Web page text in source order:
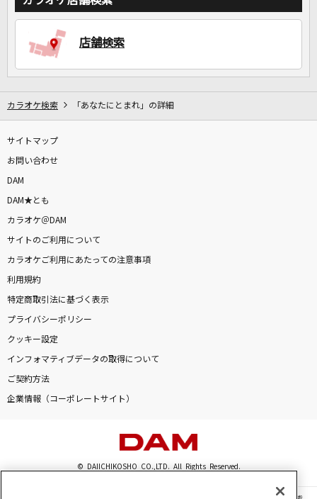
店舗検索
カラオケ検索 「あなたにとまれ」の詳細
サイトマップ
お問い合わせ
DAM
DAM★とも
カラオケ＠DAM
サイトのご利用について
カラオケご利用にあたっての注意事項
利用規約
特定商取引法に基づく表示
プライバシーポリシー
クッキー設定
インフォマティブデータの取得について
ご契約方法
企業情報（コーポレートサイト）
© DAIICHIKOSHO CO.,LTD. All Rights Reserved.